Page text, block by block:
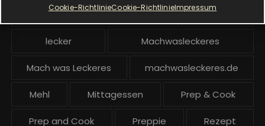
Cookie-RichtlinieCookie-RichtlinieImpressum
Krups Prep and Cook backen Kuchen
lecker Machwasleckeres
Mach was Leckeres machwasleckeres.de
Mehl Mittagessen Prep & Cook
Prep and Cook Preppie Rezept